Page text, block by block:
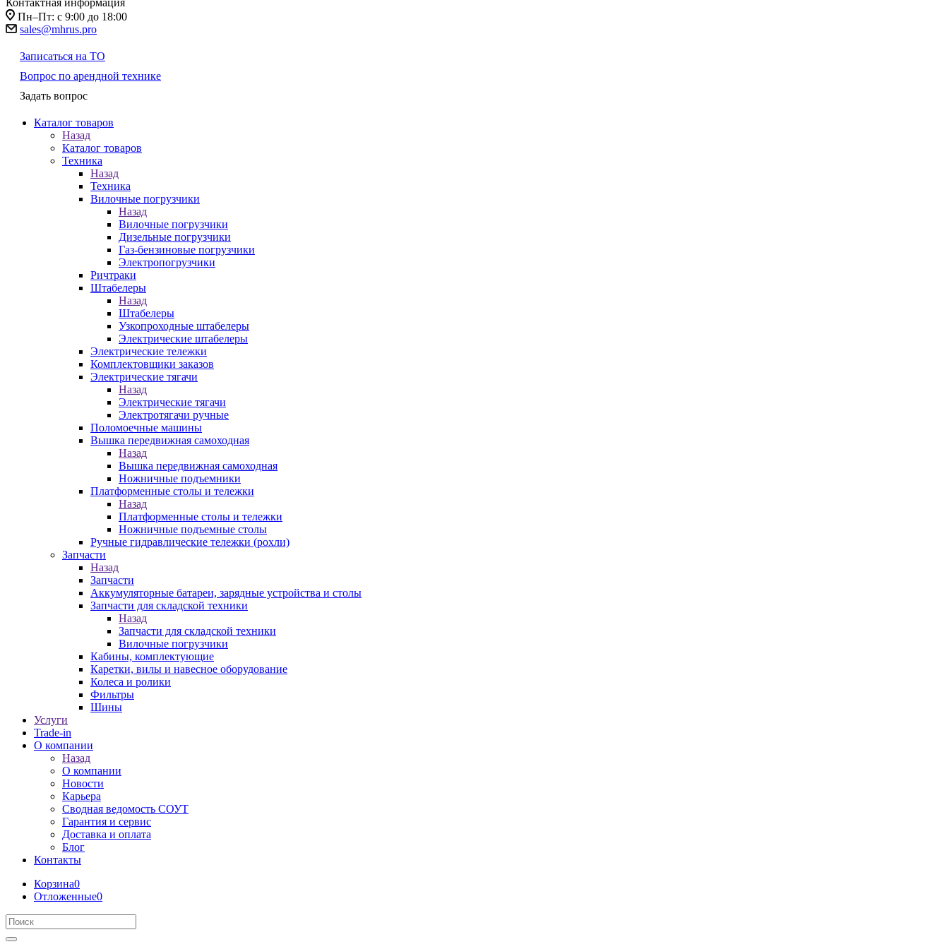
Контактная информация
Пн–Пт: с 9:00 до 18:00
sales@mhrus.pro
Записаться на ТО
Вопрос по арендной технике
Задать вопрос
Каталог товаров
Назад
Каталог товаров
Техника
Назад
Техника
Вилочные погрузчики
Назад
Вилочные погрузчики
Дизельные погрузчики
Газ-бензиновые погрузчики
Электропогрузчики
Ричтраки
Штабелеры
Назад
Штабелеры
Узкопроходные штабелеры
Электрические штабелеры
Электрические тележки
Комплектовщики заказов
Электрические тягачи
Назад
Электрические тягачи
Электротягачи ручные
Поломоечные машины
Вышка передвижная самоходная
Назад
Вышка передвижная самоходная
Ножничные подъемники
Платформенные столы и тележки
Назад
Платформенные столы и тележки
Ножничные подъемные столы
Ручные гидравлические тележки (рохли)
Запчасти
Назад
Запчасти
Аккумуляторные батареи, зарядные устройства и столы
Запчасти для складской техники
Назад
Запчасти для складской техники
Вилочные погрузчики
Кабины, комплектующие
Каретки, вилы и навесное оборудование
Колеса и ролики
Фильтры
Шины
Услуги
Trade-in
О компании
Назад
О компании
Новости
Карьера
Сводная ведомость СОУТ
Гарантия и сервис
Доставка и оплата
Блог
Контакты
Корзина0
Отложенные0